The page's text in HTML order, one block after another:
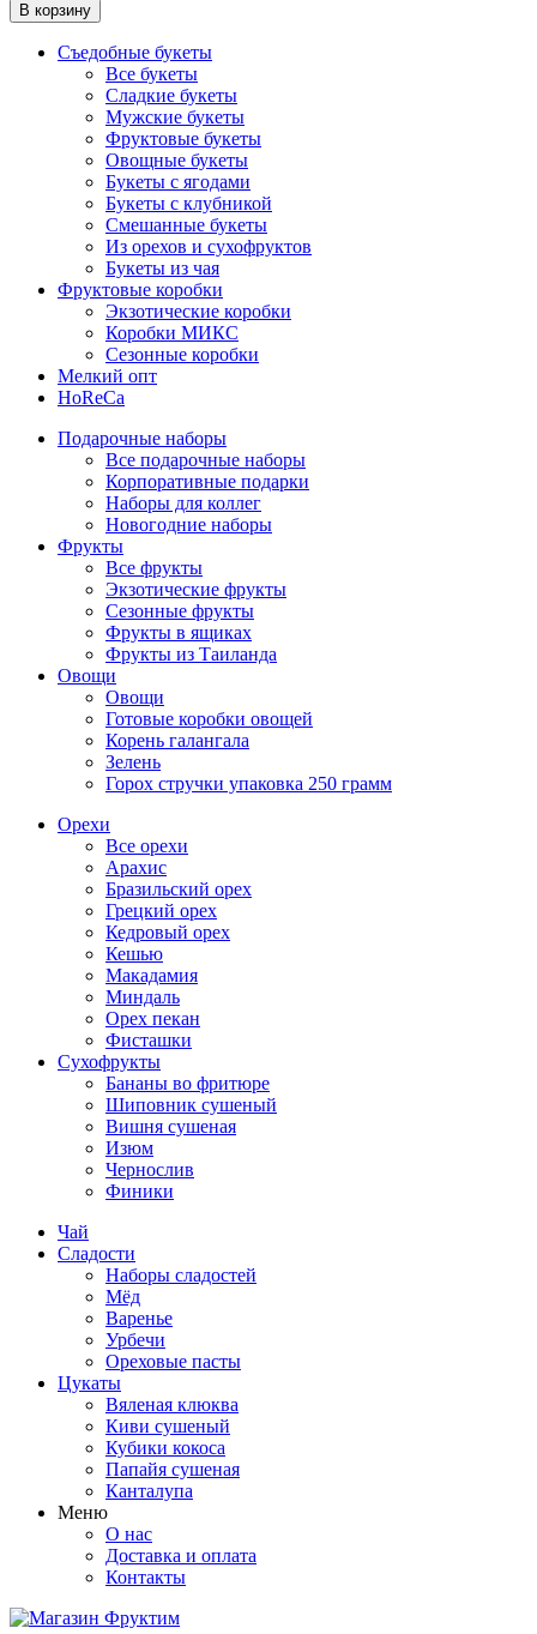
В корзину
Съедобные букеты
Все букеты
Сладкие букеты
Мужские букеты
Фруктовые букеты
Овощные букеты
Букеты с ягодами
Букеты с клубникой
Смешанные букеты
Из орехов и сухофруктов
Букеты из чая
Фруктовые коробки
Экзотические коробки
Коробки МИКС
Сезонные коробки
Мелкий опт
HoReCa
Подарочные наборы
Все подарочные наборы
Корпоративные подарки
Наборы для коллег
Новогодние наборы
Фрукты
Все фрукты
Экзотические фрукты
Сезонные фрукты
Фрукты в ящиках
Фрукты из Таиланда
Овощи
Овощи
Готовые коробки овощей
Корень галангала
Зелень
Горох стручки упаковка 250 грамм
Орехи
Все орехи
Арахис
Бразильский орех
Грецкий орех
Кедровый орех
Кешью
Макадамия
Миндаль
Орех пекан
Фисташки
Сухофрукты
Бананы во фритюре
Шиповник сушеный
Вишня сушеная
Изюм
Чернослив
Финики
Чай
Сладости
Наборы сладостей
Мёд
Варенье
Урбечи
Ореховые пасты
Цукаты
Вяленая клюква
Киви сушеный
Кубики кокоса
Папайя сушеная
Канталупа
Меню
О нас
Доставка и оплата
Контакты